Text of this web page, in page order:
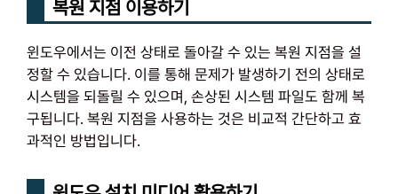
복원 지점 이용하기
윈도우에서는 이전 상태로 돌아갈 수 있는 복원 지점을 설
정할 수 있습니다. 이를 통해 문제가 발생하기 전의 상태로
시스템을 되돌릴 수 있으며, 손상된 시스템 파일도 함께 복
구됩니다. 복원 지점을 사용하는 것은 비교적 간단하고 효
과적인 방법입니다.